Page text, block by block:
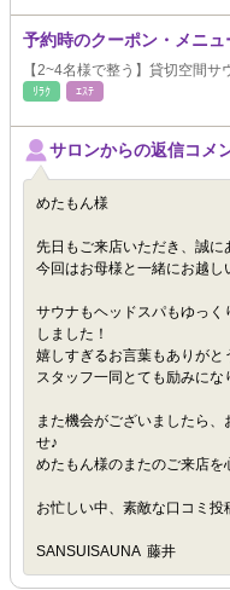
予約時のクーポン・メニュ
【2~4名様で整う】貸切空間
ﾘﾗｸ ｴｽﾃ
サロンからの返信コメ
めたもん様
先日もご来店いただき、誠に
今回はお母様と一緒にお越し
サウナもヘッドスパもゆっ
しました！
嬉しすぎるお言葉もありがと
スタッフ一同とても励みにな
また機会がございましたら
せ♪
めたもん様のまたのご来店
お忙しい中、素敵な口コミ投
SANSUISAUNA 藤井